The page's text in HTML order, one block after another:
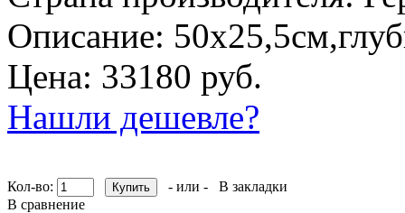
Описание:
Цена: 33180 руб.
Нашли дешевле?
Кол-во: - или -
В закладки
В сравнение